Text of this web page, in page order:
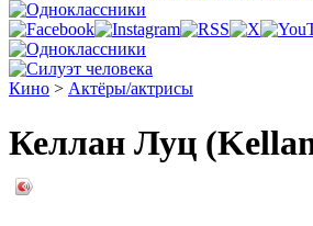
Кино > Актёры/актрисы
Келлан Луц